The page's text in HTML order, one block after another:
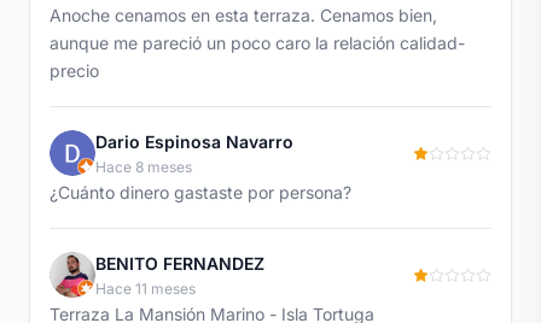
Anoche cenamos en esta terraza. Cenamos bien,
aunque me pareció un poco caro la relación calidad-
precio
Dario Espinosa Navarro
Hace 8 meses
¿Cuánto dinero gastaste por persona?
BENITO FERNANDEZ
Hace 11 meses
Terraza La Mansión Marino - Isla Tortuga